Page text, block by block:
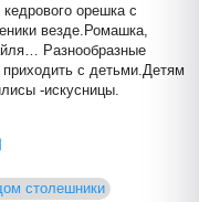
орешка с
везде.Ромашка,
Разнообразные
с детьми.Детям
-искусницы.
столешники